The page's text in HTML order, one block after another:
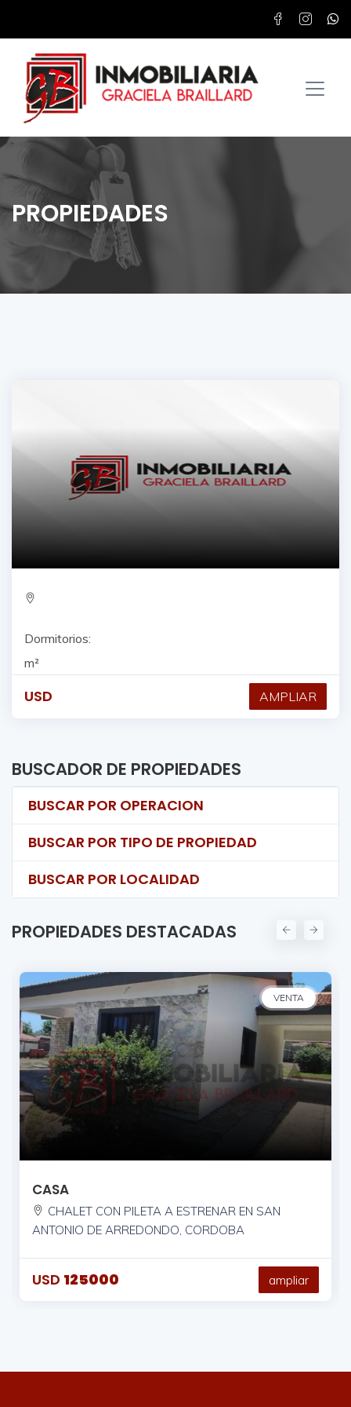
PROPIEDADES
Dormitorios:
m²
USD AMPLIAR
BUSCADOR DE PROPIEDADES
BUSCAR POR OPERACION
BUSCAR POR TIPO DE PROPIEDAD
BUSCAR POR LOCALIDAD
PROPIEDADES DESTACADAS
VENTA
CASA
CHALET CON PILETA A ESTRENAR EN SAN
ANTONIO DE ARREDONDO, CORDOBA
USD 125000 ampliar